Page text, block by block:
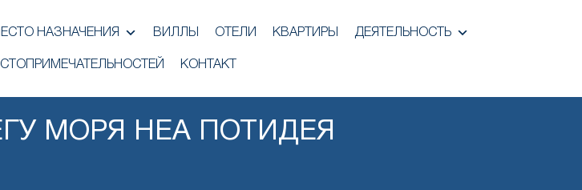
НАЗНАЧЕНИЯ ВИЛЛЫ ОТЕЛИ КВАРТИРЫ ДЕЯТЕЛЬНОСТЬ
КОНТАКТ
МОРЯ НЕА ПОТИДЕЯ